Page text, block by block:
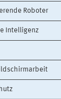
Roboter
Intelligenz